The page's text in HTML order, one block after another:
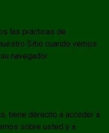
las prácticas de
Sitio cuando vemos
navegador.
tiene derecho a acceder a
sobre usted y a